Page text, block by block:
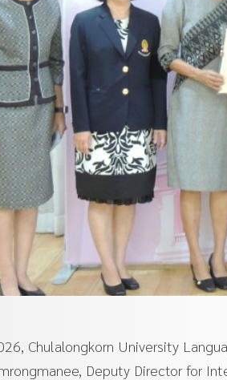
Chulalongkorn University
Deputy Director for